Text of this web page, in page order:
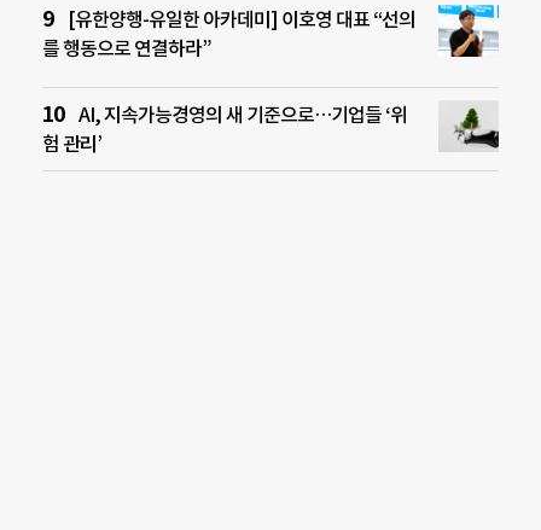
[유한양행-유일한 아카데미] 이호영 대표 “선의
를 행동으로 연결하라”
AI, 지속가능경영의 새 기준으로…기업들 ‘위
험 관리’